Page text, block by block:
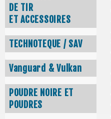
DE TIR
ET ACCESSOIRES
TECHNOTEQUE / SAV
Vanguard & Vulkan
POUDRE NOIRE ET
POUDRES